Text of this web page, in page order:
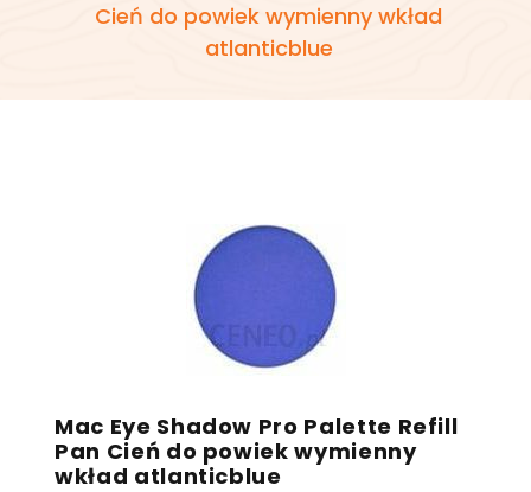
Cień do powiek wymienny wkład
atlanticblue
Mac Eye Shadow Pro Palette Refill
Pan Cień do powiek wymienny
wkład atlanticblue